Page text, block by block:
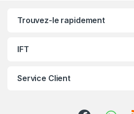
Trouvez-le rapidement
IFT
Service Client